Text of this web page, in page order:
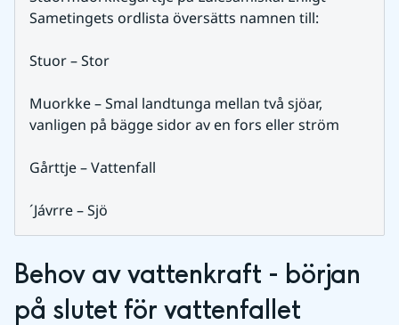
Sametingets ordlista översätts namnen till:
Stuor – Stor
Muorkke – Smal landtunga mellan två sjöar,
vanligen på bägge sidor av en fors eller ström
Gårttje – Vattenfall
´Jávrre – Sjö
Behov av vattenkraft - början
på slutet för vattenfallet